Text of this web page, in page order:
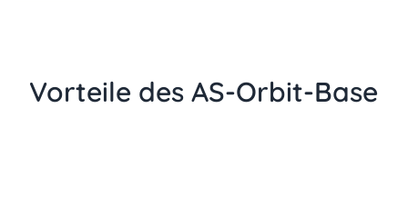
Vorteile des AS-Orbit-Base